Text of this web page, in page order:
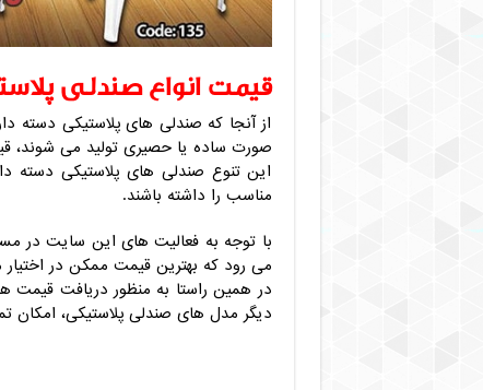
قیمت انواع صندلی
از آنجا که صندلی های پلاستیکی دسته
صورت ساده یا حصیری تولید می شوند،
این تنوع صندلی های پلاستیکی دسته
مناسب را داشته باشند.
با توجه به فعالیت های این سایت در
می رود که بهترین قیمت ممکن در اختیار
در همین راستا به منظور دریافت قیمت
دیگر مدل های صندلی پلاستیکی،